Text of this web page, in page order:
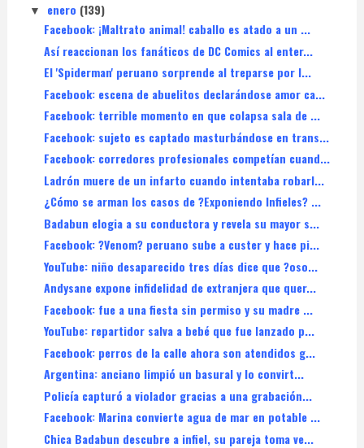
▼ enero (139)
Facebook: ¡Maltrato animal! caballo es atado a un ...
Así reaccionan los fanáticos de DC Comics al enter...
El 'Spiderman' peruano sorprende al treparse por l...
Facebook: escena de abuelitos declarándose amor ca...
Facebook: terrible momento en que colapsa sala de ...
Facebook: sujeto es captado masturbándose en trans...
Facebook: corredores profesionales competían cuand...
Ladrón muere de un infarto cuando intentaba robarl...
¿Cómo se arman los casos de ?Exponiendo Infieles? ...
Badabun elogia a su conductora y revela su mayor s...
Facebook: ?Venom? peruano sube a custer y hace pi...
YouTube: niño desaparecido tres días dice que ?oso...
Andysane expone infidelidad de extranjera que quer...
Facebook: fue a una fiesta sin permiso y su madre ...
YouTube: repartidor salva a bebé que fue lanzado p...
Facebook: perros de la calle ahora son atendidos g...
Argentina: anciano limpió un basural y lo convirt...
Policía capturó a violador gracias a una grabación...
Facebook: Marina convierte agua de mar en potable ...
Chica Badabun descubre a infiel, su pareja toma ve...